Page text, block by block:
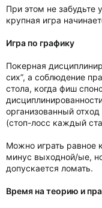
При этом не забудьте
крупная игра
Игра по графику
Покерная
сих”, а соблюдение
стола, когда фиш
организованный
(стоп-лосс каждый
Можно играть равное
минус выходной/ые,
допускается ломать.
Время на теорию и